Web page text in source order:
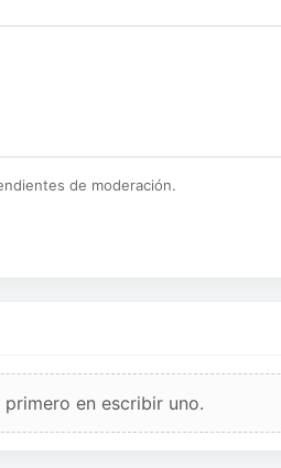
de moderación.
en escribir uno.